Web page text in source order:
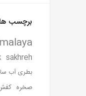
برچسب
sakhreh
بطری آب
صخره